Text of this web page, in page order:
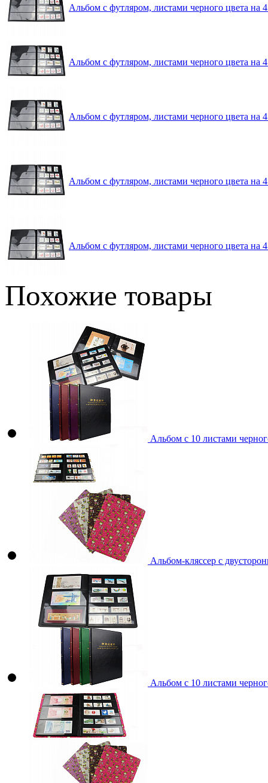
Альбом с футляром, листами черного цвета
Альбом с футляром, листами черного цвета
Альбом с футляром, листами черного цвета
Альбом с футляром, листами черного цвета
Альбом с футляром, листами черного цвета
Похожие товары
Альбом с 10 листами
Альбом-кляссер с
Альбом с 10 листами